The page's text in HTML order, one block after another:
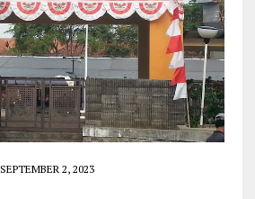
SEPTEMBER 2, 2023